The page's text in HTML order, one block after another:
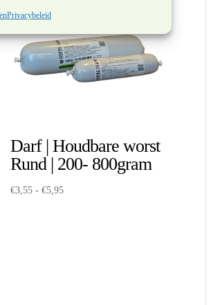
Privacybeleid
Darf | Houdbare worst
Rund | 200- 800gram
€3,55 - €5,95Prijsklasse: